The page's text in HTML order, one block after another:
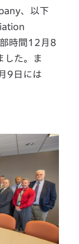
、以下
時間12月8
した。ま
9日には